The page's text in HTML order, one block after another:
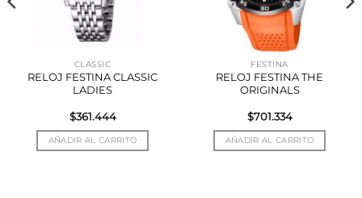
CLASSIC
RELOJ FESTINA CLASSIC
LADIES
$361.444
AÑADIR AL CARRITO
FESTINA
RELOJ FESTINA THE
ORIGINALS
$701.334
AÑADIR AL CARRITO